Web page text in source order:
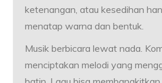
ketenangan, atau kesedihan
menatap warna dan bentuk.
Musik berbicara lewat nada.
menciptakan melodi yang